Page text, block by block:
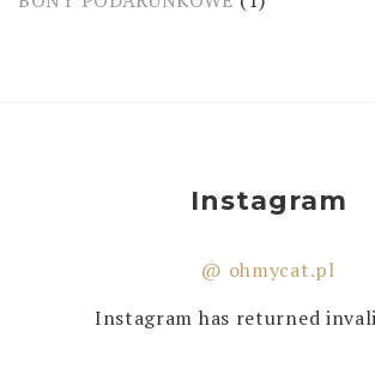
Instagram
@ ohmycat.pl
Instagram has returned